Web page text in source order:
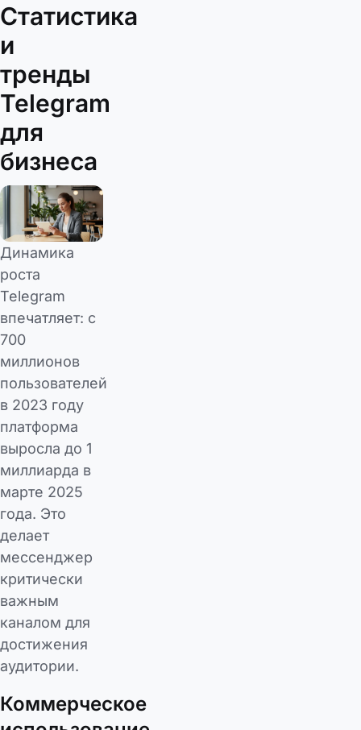
Статистика
и
тренды
Telegram
для
бизнеса
Динамика
роста
Telegram
впечатляет: с
700
миллионов
пользователей
в 2023 году
платформа
выросла до 1
миллиарда в
марте 2025
года. Это
делает
мессенджер
критически
важным
каналом для
достижения
аудитории.
Коммерческое